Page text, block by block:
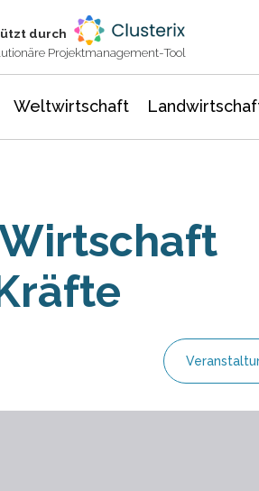
durch
Projektmanagement-Tool
Weltwirtschaft